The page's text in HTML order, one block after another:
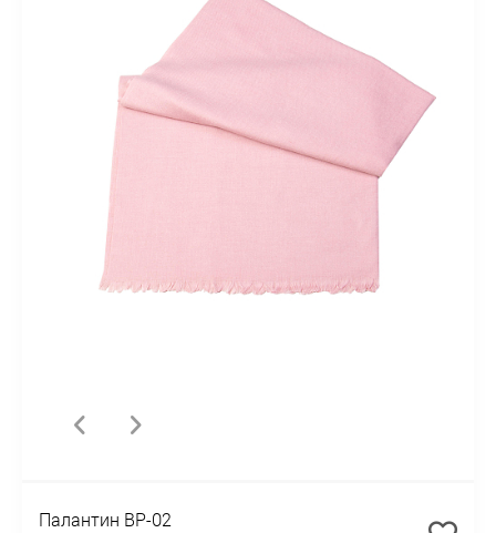
Палантин BP-02